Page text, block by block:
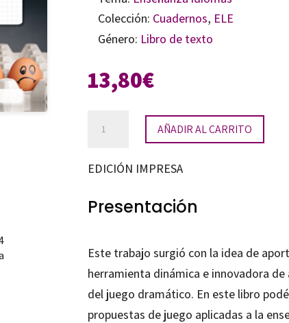
Colección: Cuadernos, ELE
Género: Libro de texto
13,80€
dramáticos
para
clase
AÑADIR AL CARRITO
EDICIÓN IMPRESA
Presentación
Este trabajo surgió con la idea de
herramienta dinámica e innovadora
del juego dramático. En este libro
propuestas de juego aplicadas a la